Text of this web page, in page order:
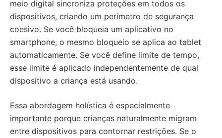
meio digital sincroniza proteções em todos os
dispositivos, criando um perímetro de segurança
coesivo. Se você bloqueia um aplicativo no
smartphone, o mesmo bloqueio se aplica ao tablet
automaticamente. Se você define limite de tempo,
esse limite é aplicado independentemente de qual
dispositivo a criança está usando.
Essa abordagem holística é especialmente
importante porque crianças naturalmente migram
entre dispositivos para contornar restrições. Se o